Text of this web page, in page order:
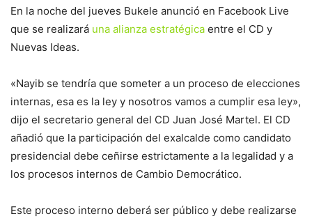
En la noche del jueves Bukele anunció en Facebook Live
que se realizará una alianza estratégica entre el CD y
Nuevas Ideas.
«Nayib se tendría que someter a un proceso de elecciones
internas, esa es la ley y nosotros vamos a cumplir esa ley»,
dijo el secretario general del CD Juan José Martel. El CD
añadió que la participación del exalcalde como candidato
presidencial debe ceñirse estrictamente a la legalidad y a
los procesos internos de Cambio Democrático.
Este proceso interno deberá ser público y debe realizarse